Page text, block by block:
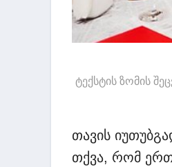
ტექსტის ზომის
თავის
თქვა, რომ